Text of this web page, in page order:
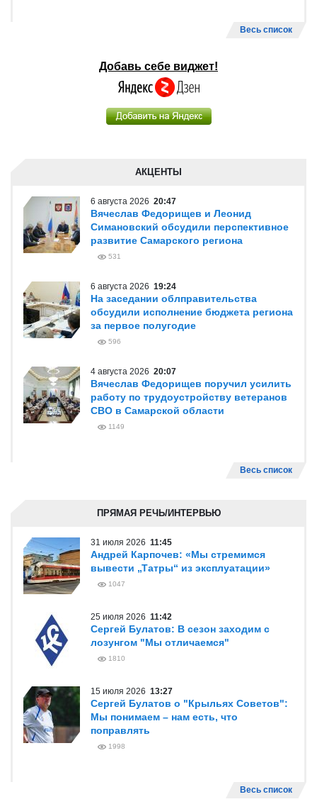
Весь список
Добавь себе виджет!
АКЦЕНТЫ
6 августа 2026 20:47
Вячеслав Федорищев и Леонид
Симановский обсудили перспективное
развитие Самарского региона
531
6 августа 2026 19:24
На заседании облправительства
обсудили исполнение бюджета региона
за первое полугодие
596
4 августа 2026 20:07
Вячеслав Федорищев поручил усилить
работу по трудоустройству ветеранов
СВО в Самарской области
1149
Весь список
ПРЯМАЯ РЕЧЬ/ИНТЕРВЬЮ
31 июля 2026 11:45
Андрей Карпочев: «Мы стремимся
вывести „Татры“ из эксплуатации»
1047
25 июля 2026 11:42
Сергей Булатов: В сезон заходим с
лозунгом "Мы отличаемся"
1810
15 июля 2026 13:27
Сергей Булатов о "Крыльях Советов":
Мы понимаем – нам есть, что
поправлять
1998
Весь список